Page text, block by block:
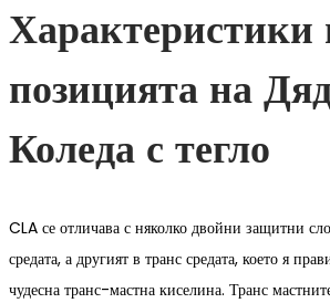
Характеристики
позицията на
Коледа с тегло
CLA се отличава с няколко двойни защитни
средата, а другият в транс средата, което я
чудесна транс-мастна киселина. Транс